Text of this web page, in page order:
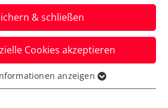
mit den Herren 70 der
restlichen Altersklassen
darauf.
/ Redaktion, 02.05.2022
& schließen
Cookies akzeptieren
für grundlegende
anzeigen